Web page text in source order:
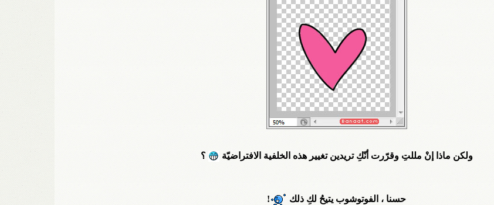
ولكن ماذا إنْ مللتِ وقرّرت أنّكِ تريدين تغيير هذه الخلفية الافتراضيّة ؟
حسنا ، الفوتوشوب يتيحُ لكِ ذلك !